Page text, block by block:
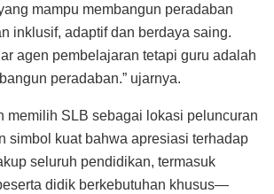
mampu membangun peradaban
inklusif, adaptif dan berdaya saing.
agen pembelajaran tetapi guru adalah
peradaban.” ujarnya.
memilih SLB sebagai lokasi peluncuran
simbol kuat bahwa apresiasi terhadap
seluruh pendidikan, termasuk
didik berkebutuhan khusus—